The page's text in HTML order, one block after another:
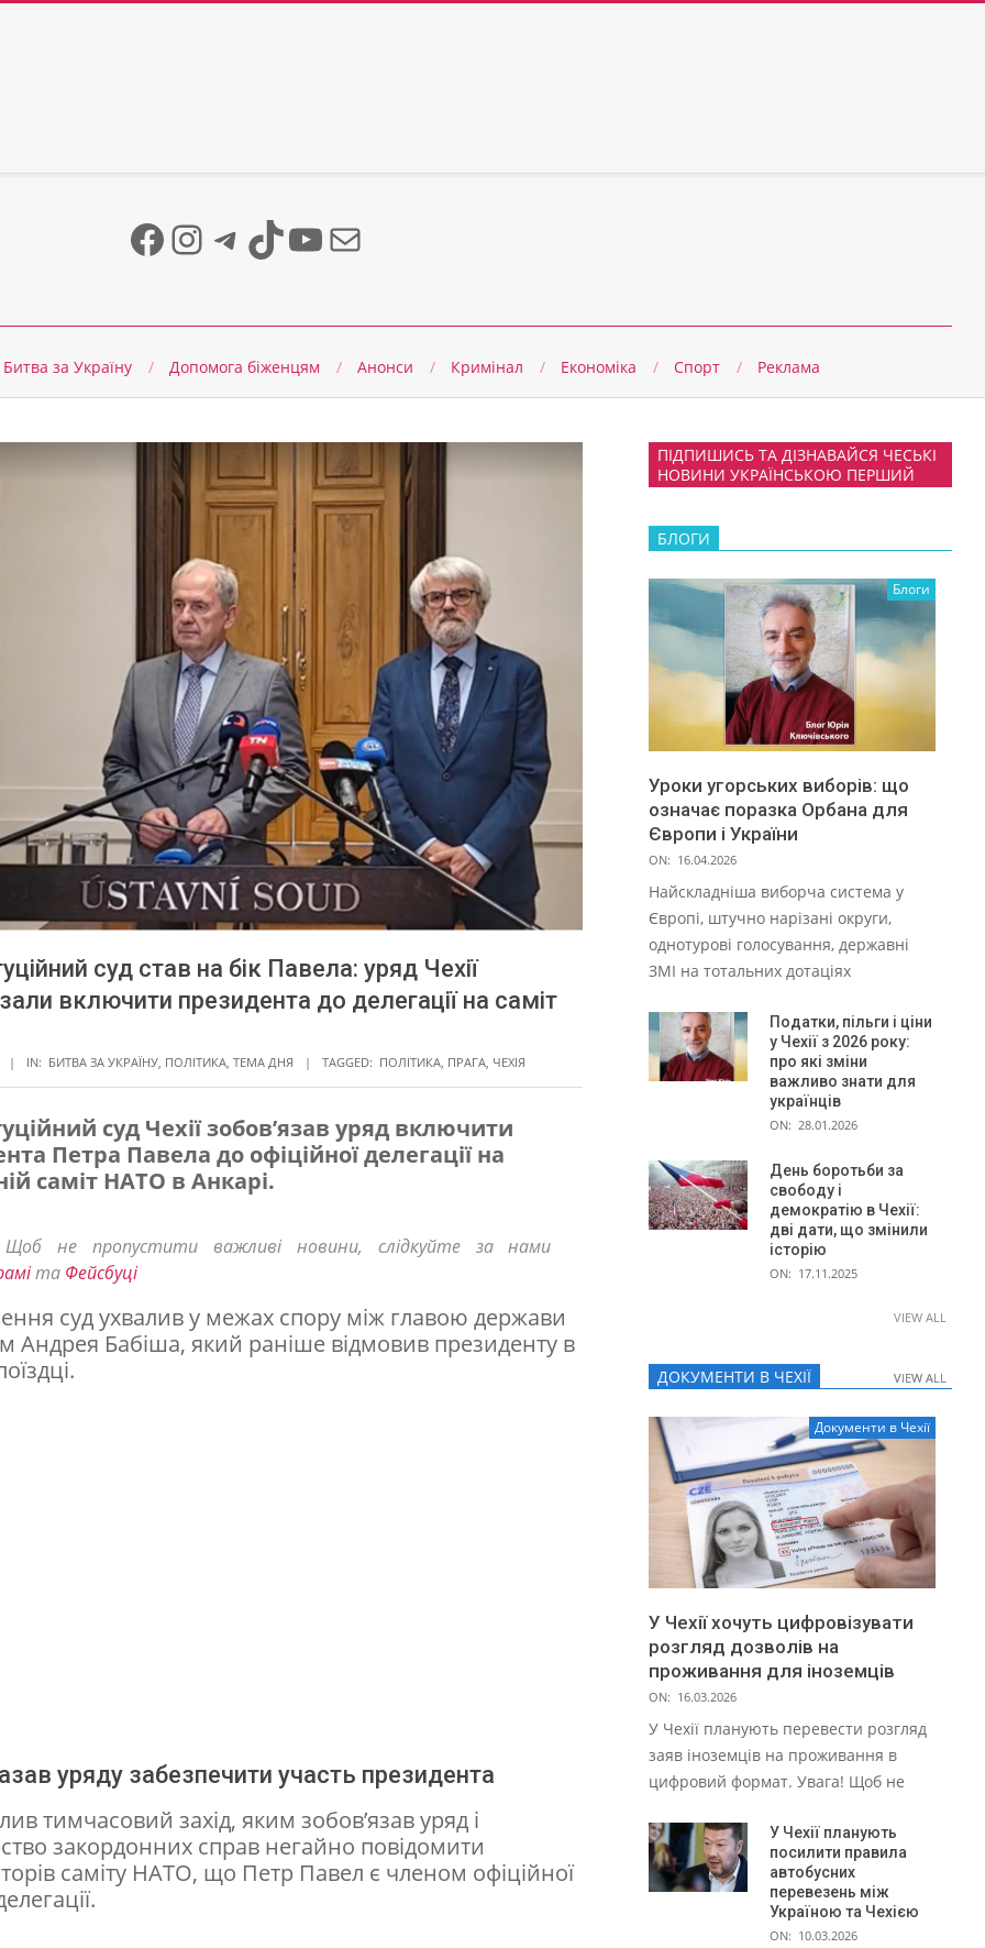
Facebook
Instagram
Telegram
TikTok
YouTube
Mail
Битва за Україну Допомога біженцям Анонси Кримінал Економіка Спорт Реклама
суд став на бік Павела: уряд Чехії
включити президента до делегації на саміт
IN: БИТВА ЗА УКРАЇНУ ПОЛІТИКА ТЕМА ДНЯ TAGGED: ПОЛІТИКА ПРАГА ЧЕХІЯ
суд Чехії зобов’язав уряд включити
Петра Павела до офіційної делегації на
саміт НАТО в Анкарі.
Щоб не пропустити важливі новини, слідкуйте за нами
та Фейсбуці
суд ухвалив у межах спору між главою держави
Андрея Бабіша, який раніше відмовив президенту в
уряду забезпечити участь президента
тимчасовий захід, яким зобов’язав уряд і
закордонних справ негайно повідомити
саміту НАТО, що Петр Павел є членом офіційної
ПІДПИШИСЬ ТА ДІЗНАВАЙСЯ ЧЕСЬКІ
НОВИНИ УКРАЇНСЬКОЮ ПЕРШИЙ
БЛОГИ
Блоги
Уроки угорських виборів: що
означає поразка Орбана для
Європи і України
ON: 16.04.2026
Найскладніша виборча система у
Європі, штучно нарізані округи,
однотурові голосування, державні
ЗМІ на тотальних дотаціях
Податки, пільги і ціни
у Чехії з 2026 року:
про які зміни
важливо знати для
українців
ON: 28.01.2026
День боротьби за
свободу і
демократію в Чехії:
дві дати, що змінили
історію
ON: 17.11.2025
VIEW ALL
ДОКУМЕНТИ В ЧЕХІЇ VIEW ALL
Документи в Чехії
У Чехії хочуть цифровізувати
розгляд дозволів на
проживання для іноземців
ON: 16.03.2026
У Чехії планують перевести розгляд
заяв іноземців на проживання в
цифровий формат. Увага! Щоб не
У Чехії планують
посилити правила
автобусних
перевезень між
Україною та Чехією
ON: 10.03.2026
VIEW ALL